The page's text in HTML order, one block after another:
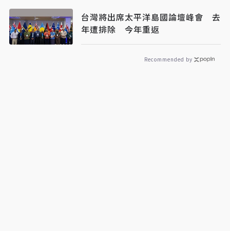
台灣將出席太平洋島國論壇峰會 去
年遭排除 今年重返
Recommended by